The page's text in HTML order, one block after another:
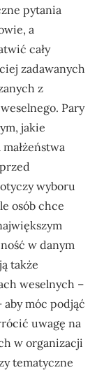
pytania
a
cały
zadawanych
z
Pary
jakie
wyboru
osób chce
w danym
także
weselnych –
móc podjąć
uwagę na
w organizacji
tematyczne